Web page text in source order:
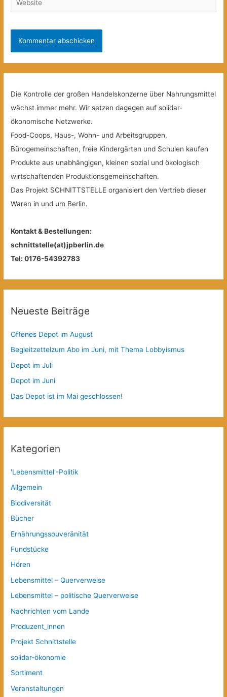
Die Kontrolle der großen Handelskonzerne über Nahrungsmittel
wächst immer mehr. Wir setzen dagegen auf solidar-
ökonomische Netzwerke.
Food-Coops, Haus-, Wohn- und Arbeitsgruppen,
Bürogemeinschaften, freie Kindergärten und Schulen kaufen
Produkte aus unabhängigen, kleinen sozial und ökologisch
wirtschaftenden Produktionsgemeinschaften.
Das Projekt SCHNITTSTELLE organisiert den Vertrieb dieser
Waren in und um Berlin.
Kontakt & Bestellungen:
schnittstelle(at)jpberlin.de
Tel: 0176-54392783
Neueste Beiträge
Offenes Depot im August
Begleitzettelzum Abo im Juni, mit Thema Lobbyismus
Depot im Juli
Depot im Juni
Das Depot ist im Mai geschlossen!
Kategorien
'Lebensmittel'-Politik
Allgemein
Biodiversität
Bücher
Ernährungssouveränität
Fundstücke
Hören
Lebensmittel – Querverweise
Lebensmittel – politische Querverweise
Nachrichten vom Lande
Produzent_innen
Projekt Schnittstelle
solidar-ökonomie
Sortiment
Veranstaltungen